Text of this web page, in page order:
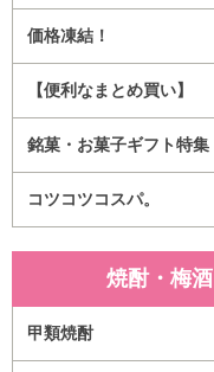
価格凍結！
【便利なまとめ買い】
銘菓・お菓子ギフト特集
コツコツコスパ。
焼酎・梅酒
甲類焼酎